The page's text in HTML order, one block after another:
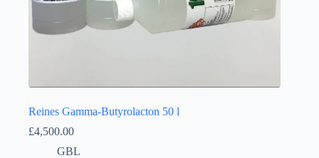
Reines Gamma-Butyrolacton 50 l
£4,500.00
GBL